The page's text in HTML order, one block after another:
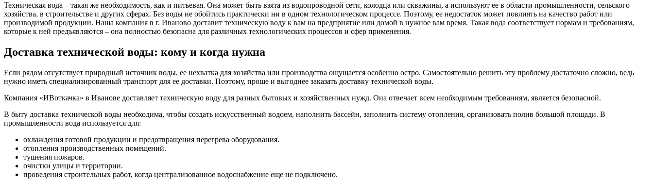
Техническая вода – такая же необходимость, как и питьевая. Она может быть взята из водопроводной сети, колодца или скважины, а используют ее в области промышленности, сельского
хозяйства, в строительстве и других сферах. Без воды не обойтись практически ни в одном технологическом процессе. Поэтому, ее недостаток может повлиять на качество работ или
производимой продукции. Наша компания в г. Иваново доставит техническую воду к вам на предприятие или домой в нужное вам время. Такая вода соответствует нормам и требованиям,
которые к ней предъявляются – она полностью безопасна для различных технологических процессов и сфер применения.
Доставка технической воды: кому и когда нужна
Если рядом отсутствует природный источник воды, ее нехватка для хозяйства или производства ощущается особенно остро. Самостоятельно решить эту проблему достаточно сложно, ведь
нужно иметь специализированный транспорт для ее доставки. Поэтому, проще и выгоднее заказать доставку технической воды.
Компания «ИВоткачка» в Иванове доставляет техническую воду для разных бытовых и хозяйственных нужд. Она отвечает всем необходимым требованиям, является безопасной.
В быту доставка технической воды необходима, чтобы создать искусственный водоем, наполнить бассейн, заполнить систему отопления, организовать полив большой площади. В
промышленности вода используется для:
охлаждения готовой продукции и предотвращения перегрева оборудования.
отопления производственных помещений.
тушения пожаров.
очистки улицы и территории.
проведения строительных работ, когда централизованное водоснабжение еще не подключено.